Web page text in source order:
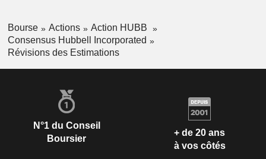
Bourse Actions
Action HUBB
Consensus Hubbell Incorporated
Révisions des Estimations
N°1 du Conseil
Boursier
+ de 20 ans
à vos côtés